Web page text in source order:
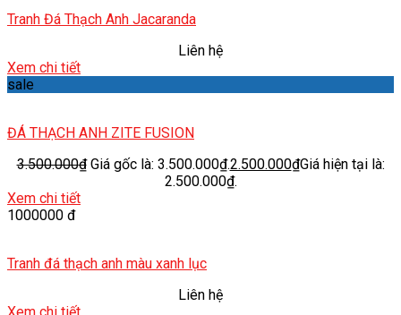
Tranh Đá Thạch Anh Jacaranda
Liên hệ
Xem chi tiết
sale
ĐÁ THẠCH ANH ZITE FUSION
3.500.000₫ Giá gốc là: 3.500.000₫.2.500.000₫Giá hiện tại là:
2.500.000₫.
Xem chi tiết
1000000 đ
Tranh đá thạch anh màu xanh lục
Liên hệ